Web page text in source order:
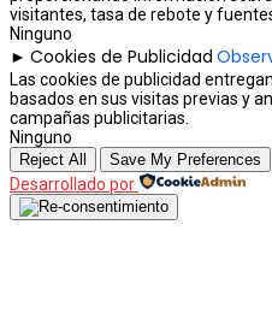
visitantes, tasa de rebote y
Ninguno
► Cookies de Publicidad
Las cookies de publicidad
basados en sus visitas previas y
campañas publicitarias.
Ninguno
Reject All Save My Preferences
Desarrollado por